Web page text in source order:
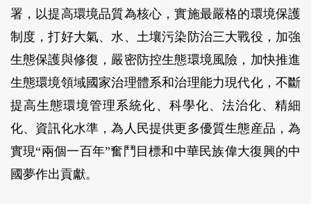
署，以提高環境品質為核心，實施最嚴格的環境保護
制度，打好大氣、水、土壤污染防治三大戰役，加強
生態保護與修復，嚴密防控生態環境風險，加快推進
生態環境領域國家治理體系和治理能力現代化，不斷
提高生態環境管理系統化、科學化、法治化、精細
化、資訊化水準，為人民提供更多優質生態産品，為
實現“兩個一百年”奮鬥目標和中華民族偉大復興的中
國夢作出貢獻。